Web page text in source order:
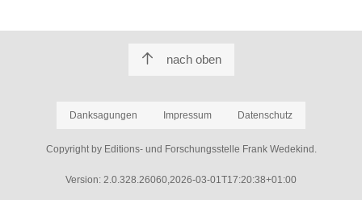
nach oben
Danksagungen Impressum Datenschutz
Copyright by Editions- und Forschungsstelle Frank Wedekind.
Version: 2.0.328.26060,2026-03-01T17:20:38+01:00